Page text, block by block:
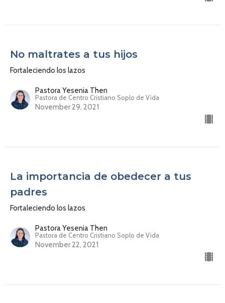
No maltrates a tus hijos
Fortaleciendo los lazos
Pastora Yesenia Then
Pastora de Centro Cristiano Soplo de Vida
November 29, 2021
La importancia de obedecer a tus
padres
Fortaleciendo los lazos
Pastora Yesenia Then
Pastora de Centro Cristiano Soplo de Vida
November 22, 2021